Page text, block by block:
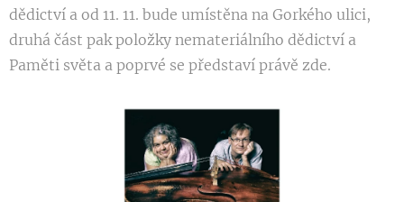
dědictví a od 11. 11. bude umístěna na Gorkého ulici,
druhá část pak položky nemateriálního dědictví a
Paměti světa a poprvé se představí právě zde.